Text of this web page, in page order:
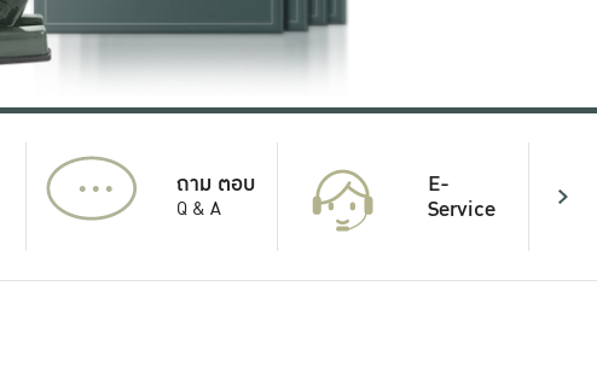
... ถาม ตอบ
Q & A
E-
Service